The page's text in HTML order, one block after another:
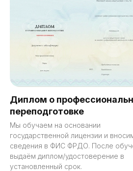
Диплом о
переподготовке
Мы обучаем на основании
государственной лицензии и
сведения в ФИС ФРДО. После
выдаём диплом/удостоверение в
установленный срок.